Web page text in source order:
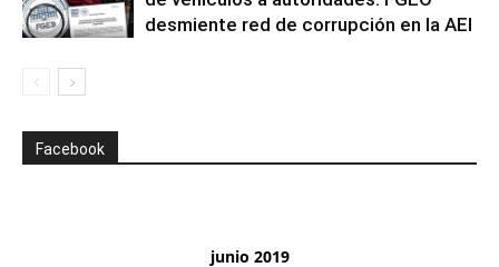
desmiente red de corrupción en la AEI
Facebook
junio 2019